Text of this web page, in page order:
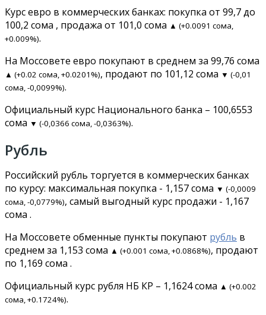
Курс евро в коммерческих банках: покупка от 99,7 до
100,2 сома , продажа от 101,0 сома ▲ (+0.0091 сома,
+0.009%).
На Моссовете евро покупают в среднем за 99,76 сома
▲ (+0.02 сома, +0.0201%), продают по 101,12 сома ▼ (-0,01
сома, -0,0099%).
Официальный курс Национального банка – 100,6553
сома ▼ (-0,0366 сома, -0,0363%).
Рубль
Российский рубль торгуется в коммерческих банках
по курсу: максимальная покупка - 1,157 сома ▼ (-0,0009
сома, -0,0779%), самый выгодный курс продажи - 1,167
сома .
На Моссовете обменные пункты покупают рубль в
среднем за 1,153 сома ▲ (+0.001 сома, +0.0868%), продают
по 1,169 сома .
Официальный курс рубля НБ КР – 1,1624 сома ▲ (+0.002
сома, +0.1724%).